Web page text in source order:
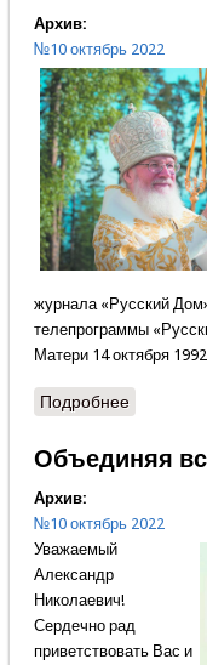
Архив:
№10 октябрь 2022
журнала «Русский
телепрограммы
Матери 14 октября
Подробнеео На
Объединяя
Архив:
№10 октябрь 2022
Уважаемый
Александр
Николаевич!
Сердечно рад
приветствовать Вас и